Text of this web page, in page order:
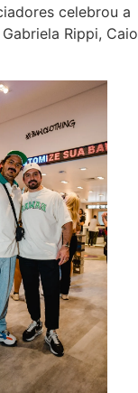
celebrou a
Rippi, Caio